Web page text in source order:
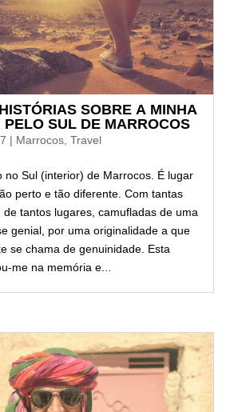
SOBRE A MINHA
PELO SUL DE MARROCOS
| Marrocos, Travel
no Sul (interior) de Marrocos. É lugar
perto e tão diferente. Com tantas
de tantos lugares, camufladas de uma
genial, por uma originalidade a que
se chama de genuinidade. Esta
me na memória e...